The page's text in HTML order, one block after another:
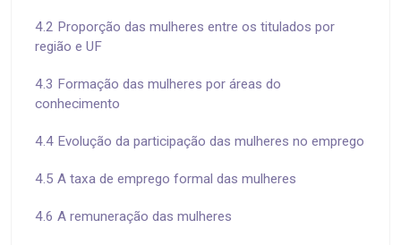
4.2 Proporção das mulheres entre os titulados por
região e UF
4.3 Formação das mulheres por áreas do
conhecimento
4.4 Evolução da participação das mulheres no emprego
4.5 A taxa de emprego formal das mulheres
4.6 A remuneração das mulheres